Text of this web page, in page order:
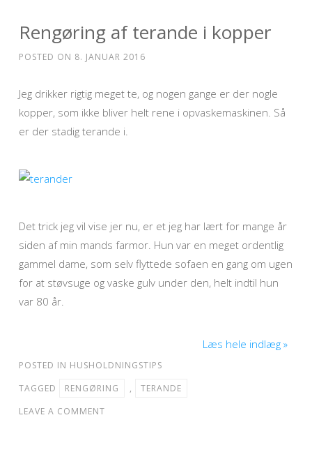
Rengøring af terande i kopper
POSTED ON 8. JANUAR 2016
Jeg drikker rigtig meget te, og nogen gange er der nogle
kopper, som ikke bliver helt rene i opvaskemaskinen. Så
er der stadig terande i.
Det trick jeg vil vise jer nu, er et jeg har lært for mange år
siden af min mands farmor. Hun var en meget ordentlig
gammel dame, som selv flyttede sofaen en gang om ugen
for at støvsuge og vaske gulv under den, helt indtil hun
var 80 år.
Læs hele indlæg »
POSTED IN HUSHOLDNINGSTIPS
TAGGED
RENGØRING ,
TERANDE
LEAVE A COMMENT